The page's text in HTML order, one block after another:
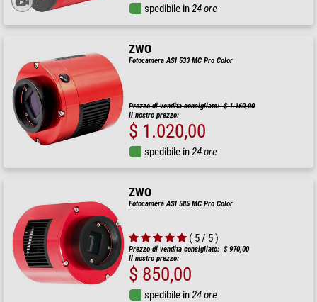
spedibile in24 ore
ZWO
Fotocamera ASI 533 MC Pro Color
Prezzo di vendita consigliato: $ 1.160,00
Il nostro prezzo:
$ 1.020,00
spedibile in24 ore
ZWO
Fotocamera ASI 585 MC Pro Color
( 5 / 5 )
Prezzo di vendita consigliato: $ 970,00
Il nostro prezzo:
$ 850,00
spedibile in24 ore